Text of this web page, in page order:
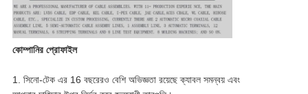
কোম্পানির প্রোফাইল
1. সিনো-টেক এর 16 বছরেরও বেশি অভিজ্ঞতা রয়েছে ক্যাবল সমন্বয় এবং